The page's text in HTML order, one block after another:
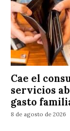
Cae el
servicios
gasto
8 de agosto de 2026